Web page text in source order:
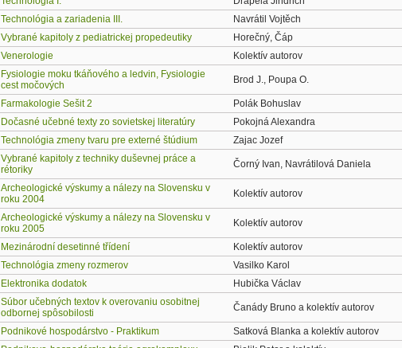
Technológia a zariadenia III.
Navrátil Vojtěch
Vybrané kapitoly z pediatrickej propedeutiky
Horečný, Čáp
Venerologie
Kolektív autorov
Fysiologie moku tkáňového a ledvin, Fysiologie
cest močových
Brod J., Poupa O.
Farmakologie Sešit 2
Polák Bohuslav
Dočasné učebné texty zo sovietskej literatúry
Pokojná Alexandra
Technológia zmeny tvaru pre externé štúdium
Zajac Jozef
Vybrané kapitoly z techniky duševnej práce a
rétoriky
Čorný Ivan, Navrátilová Daniela
Archeologické výskumy a nálezy na Slovensku v
roku 2004
Kolektív autorov
Archeologické výskumy a nálezy na Slovensku v
roku 2005
Kolektív autorov
Mezinárodní desetinné třídení
Kolektív autorov
Technológia zmeny rozmerov
Vasilko Karol
Elektronika dodatok
Hubička Václav
Súbor učebných textov k overovaniu osobitnej
odbornej spôsobilosti
Čanády Bruno a kolektív autorov
Podnikové hospodárstvo - Praktikum
Satková Blanka a kolektív autorov